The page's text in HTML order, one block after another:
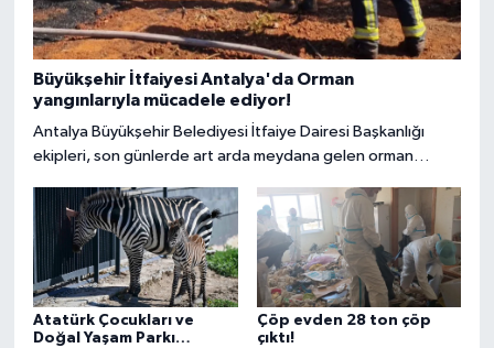
Büyükşehir İtfaiyesi Antalya'da Orman
yangınlarıyla mücadele ediyor!
Antalya Büyükşehir Belediyesi İtfaiye Dairesi Başkanlığı
ekipleri, son günlerde art arda meydana gelen orman
Alanya'da meydana gelen orman yangınına destek veren
Büyükşehir İtfaiyesi, aynı gün içerisinde Serik ve Akseki
ilçelerinde çıkan orman yangınlarına da hızla müdahale etti.
Atatürk Çocukları ve
Doğal Yaşam Parkı
Çöp evden 28 ton çöp
çıktı!